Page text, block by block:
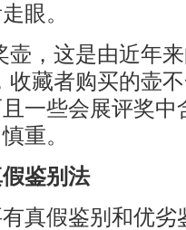
眼。
，这是由近年来
收藏者购买的壶
且一些会展评奖
重。
鉴别法
假鉴别和优劣